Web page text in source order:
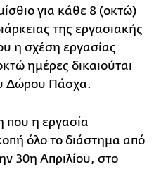
για κάθε 8 (οκτώ)
της εργασιακής
η σχέση εργασίας
ημέρες δικαιούται
Δώρου Πάσχα.
που η εργασία
όλο το διάστημα από
30η Απριλίου, στο